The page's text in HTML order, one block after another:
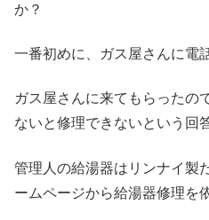
か？
一番初めに、ガス屋さんに電
ガス屋さんに来てもらったの
ないと修理できないという回
管理人の給湯器はリンナイ製
ームページから給湯器修理を